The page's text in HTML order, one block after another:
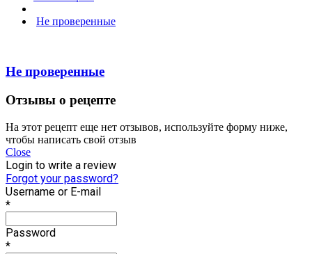
Не проверенные
Не проверенные
Отзывы о рецепте
На этот рецепт еще нет отзывов, используйте форму ниже,
чтобы написать свой отзыв
Close
Login to write a review
Forgot your password?
Username or E-mail
*
Password
*